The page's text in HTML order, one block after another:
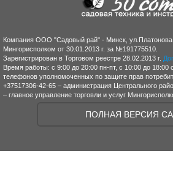
Компания ООО "Садовый рай" - Минск, ул.Платонова
Мингорисполком от 30.01.2013 г. за №191775510.
Зарегистрирован в Торговом реестре 28.02.2013 г.
Время работы: с 9:00 до 20:00 пн-пт, с 10:00 до 18:00
телефонов уполномоченных по защите прав
+37517306-42-65 – администрация Центрального
– главное управление торговли и услуг
ПОЛНАЯ ВЕРСИЯ